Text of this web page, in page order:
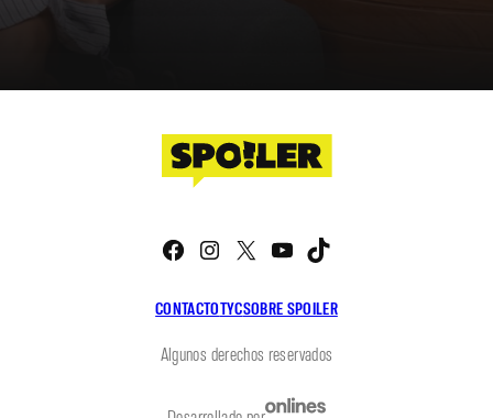
CONTACTOTYCSOBRE SPOILER
Facebook
Instagram
X YouTube
Algunos derechos reservados